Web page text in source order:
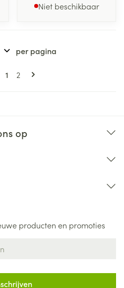
Niet beschikbaar
Pagina's
U lees momenteel pagina
1 Pagina
2
per pagina
op
producten en promoties